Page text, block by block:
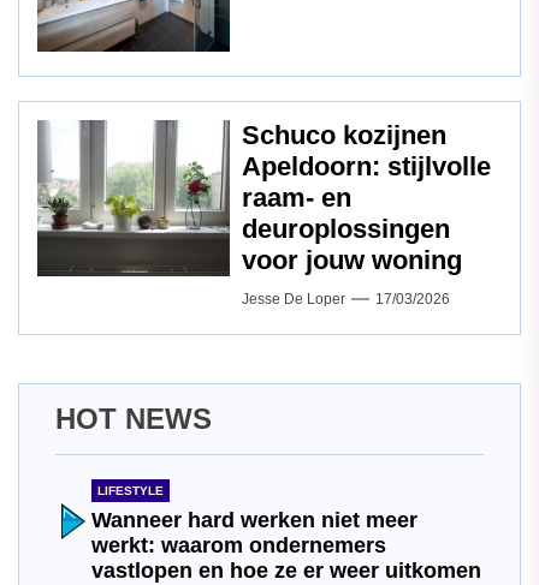
Schuco kozijnen
Apeldoorn: stijlvolle
raam‑ en
deuroplossingen
voor jouw woning
Jesse De Loper 17/03/2026
HOT NEWS
LIFESTYLE
Wanneer hard werken niet meer
werkt: waarom ondernemers
vastlopen en hoe ze er weer uitkomen